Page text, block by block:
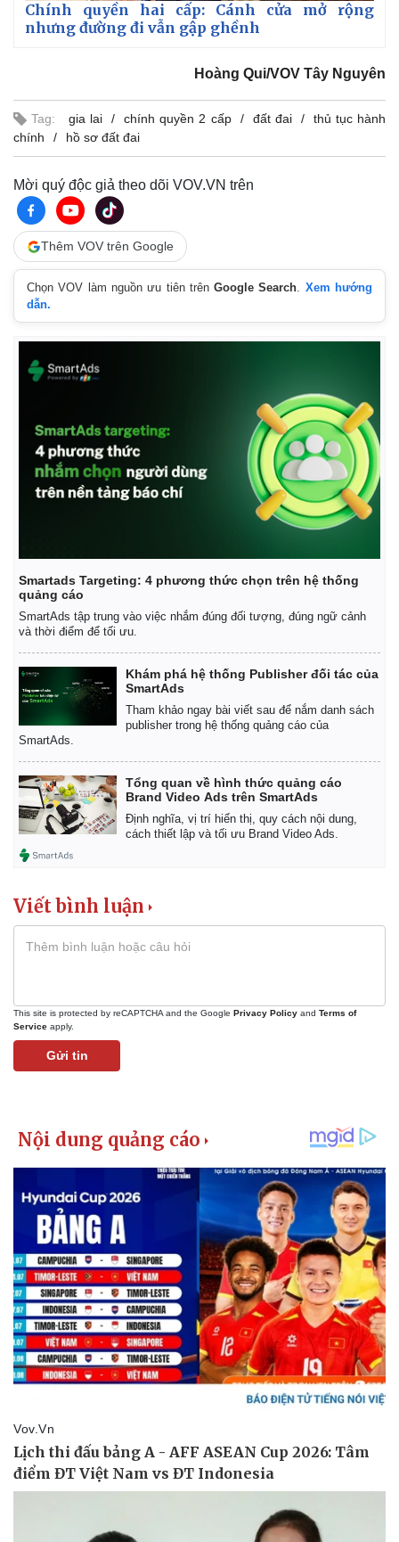
Kinh tế
Bất động sản
Chính quyền hai cấp: Cánh cửa mở rộng
nhưng đường đi vẫn gập ghềnh
Hoàng Qui/VOV Tây Nguyên
Tag: gia lai chính quyền 2 cấp đất đai
thủ tục hành
chính
hồ sơ đất đai
Mời quý độc giả theo dõi VOV.VN trên
Thêm VOV trên Google
Chọn VOV làm nguồn ưu tiên trênGoogle Search. Xem hướng
dẫn.
Smartads Targeting: 4 phương thức chọn trên hệ thống
quảng cáo
SmartAds tập trung vào việc nhắm đúng đối tượng, đúng ngữ cảnh
và thời điểm để tối ưu.
Khám phá hệ thống Publisher đối tác của
SmartAds
Tham khảo ngay bài viết sau để nắm danh sách
publisher trong hệ thống quảng cáo của
SmartAds.
Tổng quan về hình thức quảng cáo
Brand Video Ads trên SmartAds
Định nghĩa, vị trí hiển thị, quy cách nội dung,
cách thiết lập và tối ưu Brand Video Ads.
Viết bình luận
This site is protected by reCAPTCHA and the Google Privacy Policy and Terms of
Service apply.
Gửi tin